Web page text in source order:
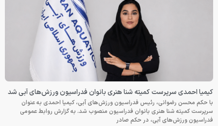
کیمیا احمدی سرپرست کمیته شنا هنری بانوان فدراسیون ورزش‌های آبی شد
با حکم محسن رضوانی، رئیس فدراسیون ورزش‌های آبی، کیمیا احمدی به عنوان
سرپرست کمیته شنا هنری بانوان فدراسیون منصوب شد. به گزارش روابط عمومی
فدراسیون ورزش‌های آبی، در حکم صادر